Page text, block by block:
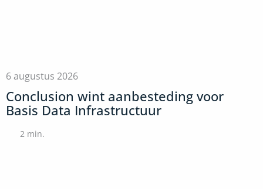
6 augustus 2026
Conclusion wint aanbesteding voor
Basis Data Infrastructuur
2 min.